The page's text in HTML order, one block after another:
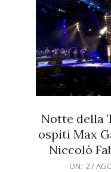
Notte della
ospiti Max
Niccolò
ON: 27